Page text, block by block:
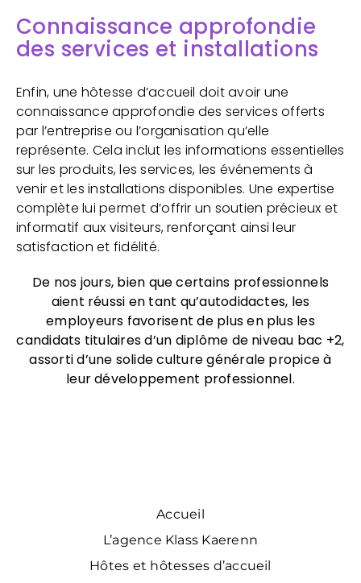
Connaissance approfondie
des services et installations
Enfin, une hôtesse d’accueil doit avoir une
connaissance approfondie des services offerts
par l’entreprise ou l’organisation qu’elle
représente. Cela inclut les informations essentielles
sur les produits, les services, les événements à
venir et les installations disponibles. Une expertise
complète lui permet d’offrir un soutien précieux et
informatif aux visiteurs, renforçant ainsi leur
satisfaction et fidélité.
De nos jours, bien que certains professionnels
aient réussi en tant qu’autodidactes, les
employeurs favorisent de plus en plus les
candidats titulaires d’un diplôme de niveau bac +2,
assorti d’une solide culture générale propice à
leur développement professionnel.
Accueil
L’agence Klass Kaerenn
Hôtes et hôtesses d’accueil